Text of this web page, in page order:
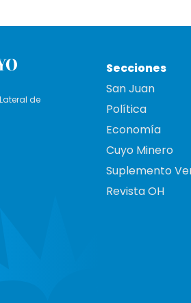
de
Secciones
San Juan
Política
Economía
Cuyo Minero
Suplemento
Revista OH